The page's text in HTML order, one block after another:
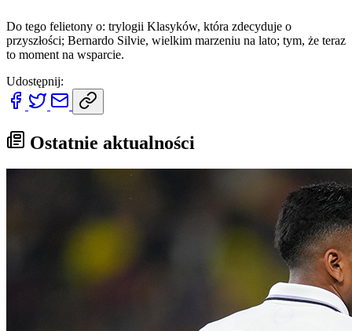
Do tego felietony o: trylogii Klasyków, która zdecyduje o
przyszłości; Bernardo Silvie, wielkim marzeniu na lato; tym, że teraz
to moment na wsparcie.
Udostępnij:
Ostatnie aktualności